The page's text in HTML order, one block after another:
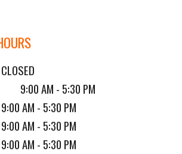
CLOSED
9:00 AM - 5:30 PM
9:00 AM - 5:30 PM
9:00 AM - 5:30 PM
9:00 AM - 5:30 PM